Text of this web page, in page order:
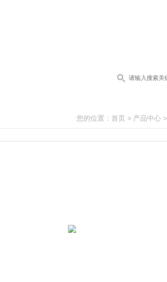
您的位置： 首页 > 产品中心 >